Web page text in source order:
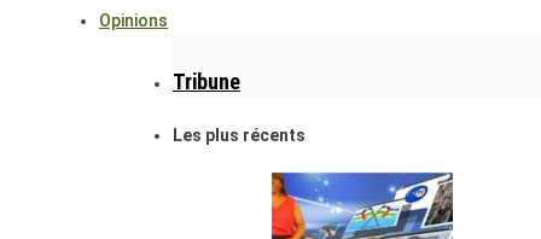
Opinions
Tribune
Les plus récents